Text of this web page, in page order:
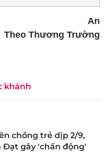
khánh
An
Theo Thương Trường
chồng trẻ dịp 2/9,
gây 'chấn động'